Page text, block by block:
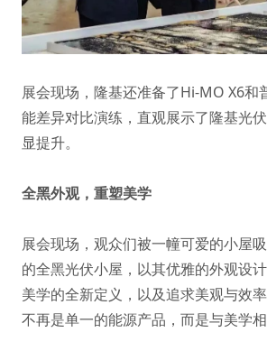
展会现场，隆基还准备了Hi-MO X6和
能差异对比演练，直观展示了隆基光
显提升。
全黑外观，重塑美学
展会现场，观众们被一幢可爱的小屋
的全黑光伏小屋，以其优雅的外观设
美学的全新定义，以及追求美观与效
不再是单一的能源产品，而是与美学相